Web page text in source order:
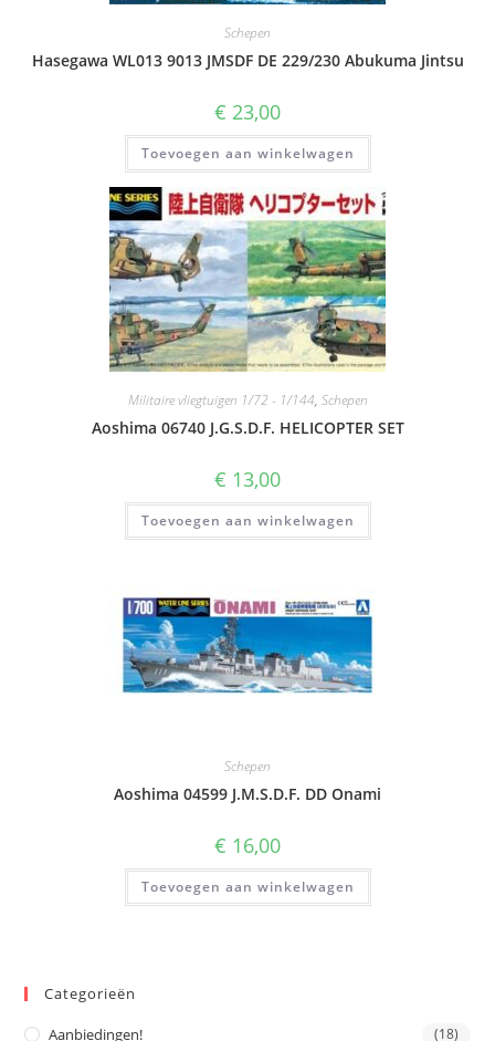
Schepen
Hasegawa WL013 9013 JMSDF DE 229/230 Abukuma Jintsu
€ 23,00
Toevoegen aan winkelwagen
Militaire vliegtuigen 1/72 - 1/144, Schepen
Aoshima 06740 J.G.S.D.F. HELICOPTER SET
€ 13,00
Toevoegen aan winkelwagen
Schepen
Aoshima 04599 J.M.S.D.F. DD Onami
€ 16,00
Toevoegen aan winkelwagen
Categorieën
Aanbiedingen! (18)